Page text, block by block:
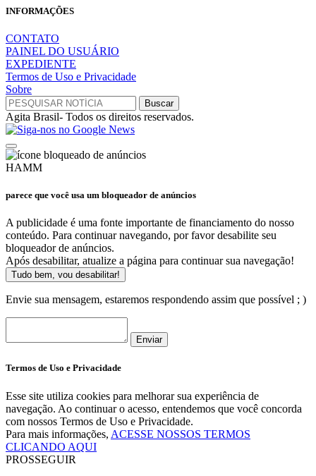
INFORMAÇÕES
CONTATO
PAINEL DO USUÁRIO
EXPEDIENTE
Termos de Uso e Privacidade
Sobre
Agita Brasil- Todos os direitos reservados.
HAMM
parece que você usa um bloqueador de anúncios
A publicidade é uma fonte importante de financiamento do nosso
conteúdo. Para continuar navegando, por favor desabilite seu
bloqueador de anúncios.
Após desabilitar, atualize a página para continuar sua navegação!
Tudo bem, vou desabilitar!
Envie sua mensagem, estaremos respondendo assim que possível ; )
Enviar
Termos de Uso e Privacidade
Esse site utiliza cookies para melhorar sua experiência de
navegação. Ao continuar o acesso, entendemos que você concorda
com nossos Termos de Uso e Privacidade.
Para mais informações, ACESSE NOSSOS TERMOS
CLICANDO AQUI
PROSSEGUIR